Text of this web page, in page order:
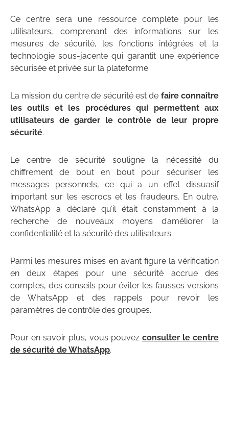
Ce centre sera une ressource complète pour les
utilisateurs, comprenant des informations sur les
mesures de sécurité, les fonctions intégrées et la
technologie sous-jacente qui garantit une expérience
sécurisée et privée sur la plateforme.
La mission du centre de sécurité est de faire connaître
les outils et les procédures qui permettent aux
utilisateurs de garder le contrôle de leur propre
sécurité.
Le centre de sécurité souligne la nécessité du
chiffrement de bout en bout pour sécuriser les
messages personnels, ce qui a un effet dissuasif
important sur les escrocs et les fraudeurs. En outre,
WhatsApp a déclaré qu’il était constamment à la
recherche de nouveaux moyens d’améliorer la
confidentialité et la sécurité des utilisateurs.
Parmi les mesures mises en avant figure la vérification
en deux étapes pour une sécurité accrue des
comptes, des conseils pour éviter les fausses versions
de WhatsApp et des rappels pour revoir les
paramètres de contrôle des groupes.
Pour en savoir plus, vous pouvez consulter le centre
de sécurité de WhatsApp.